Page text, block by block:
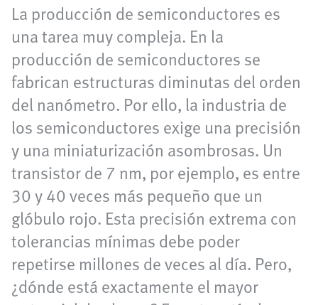
La producción de semiconductores es
una tarea muy compleja. En la
producción de semiconductores se
fabrican estructuras diminutas del orden
del nanómetro. Por ello, la industria de
los semiconductores exige una precisión
y una miniaturización asombrosas. Un
transistor de 7 nm, por ejemplo, es entre
30 y 40 veces más pequeño que un
glóbulo rojo. Esta precisión extrema con
tolerancias mínimas debe poder
repetirse millones de veces al día. Pero,
¿dónde está exactamente el mayor